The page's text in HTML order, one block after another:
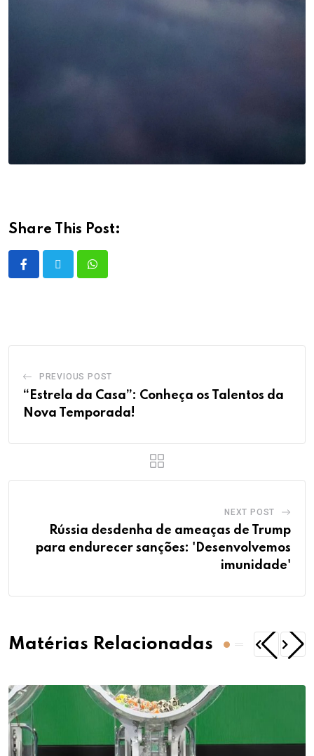
Share This Post:
PREVIOUS POST
“Estrela da Casa”: Conheça os Talentos da
Nova Temporada!
NEXT POST
Rússia desdenha de ameaças de Trump
para endurecer sanções: 'Desenvolvemos
imunidade'
Matérias Relacionadas